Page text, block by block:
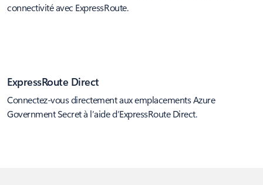
connectivité avec ExpressRoute.
ExpressRoute Direct
Connectez-vous directement aux emplacements Azure
Government Secret à l’aide d’ExpressRoute Direct.